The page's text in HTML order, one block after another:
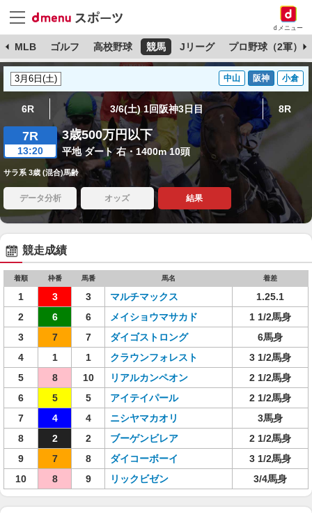
dメニュー
MLB ゴルフ 高校野球 競馬 Jリーグ プロ野球（2軍）
中山 阪神 小倉
6R 3/6(土) 1回阪神3日目 8R
7R
13:20
3歳500万円以下
平地 ダート 右・1400m 10頭
サラ系 3歳 (混合)馬齢
データ分析 オッズ 結果
競走成績
着順 枠番 馬番 馬名 着差
1 3 3 マルチマックス
1.25.1
2
6 6 メイショウマサカド
1 1/2馬身
3
7 7 ダイゴストロング
6馬身
4
1 1 クラウンフォレスト
3 1/2馬身
5
8 10 リアルカンペオン
2 1/2馬身
6
5 5 アイテイパール
2 1/2馬身
7
4 4 ニシヤマカオリ
3馬身
8
2 2 ブーゲンビレア
2 1/2馬身
9
7 8 ダイコーボーイ
3 1/2馬身
10
8 9 リックビゼン 3/4馬身